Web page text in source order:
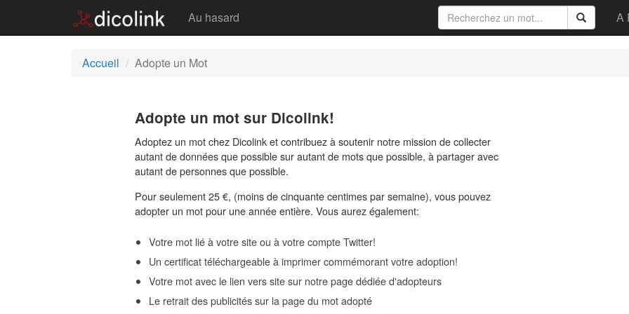
Au hasard A
Accueil Adopte un Mot
Adopte un mot sur Dicolink!
Adoptez un mot chez Dicolink et contribuez à soutenir notre mission de collecter
autant de données que possible sur autant de mots que possible, à partager avec
autant de personnes que possible.
Pour seulement 25 €, (moins de cinquante centimes par semaine), vous pouvez
adopter un mot pour une année entière. Vous aurez également:
Votre mot lié à votre site ou à votre compte Twitter!
Un certificat téléchargeable à imprimer commémorant votre adoption!
Votre mot avec le lien vers site sur notre page dédiée d'adopteurs
Le retrait des publicités sur la page du mot adopté